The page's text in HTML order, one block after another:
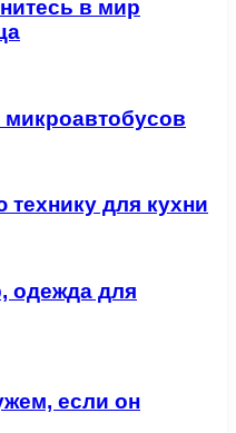
в мир
для кухни
одежда для
если он